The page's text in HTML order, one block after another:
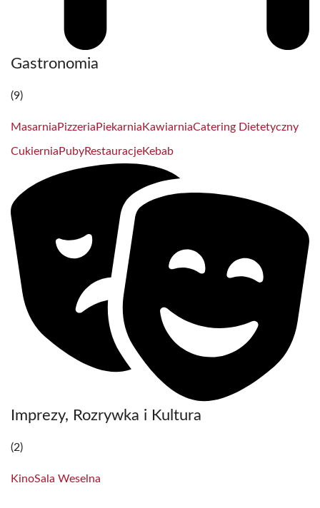
Gastronomia
(9)
Masarnia Pizzeria Piekarnia KawiarniaCatering Dietetyczny
Cukiernia PubyRestauracjeKebab
Imprezy, Rozrywka i Kultura
(2)
KinoSala Weselna